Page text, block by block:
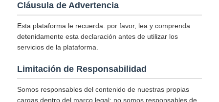
Cláusula de Advertencia
Esta plataforma le recuerda: por favor, lea y comprenda
detenidamente esta declaración antes de utilizar los
servicios de la plataforma.
Limitación de Responsabilidad
Somos responsables del contenido de nuestras propias
cargas dentro del marco legal; no somos responsables de